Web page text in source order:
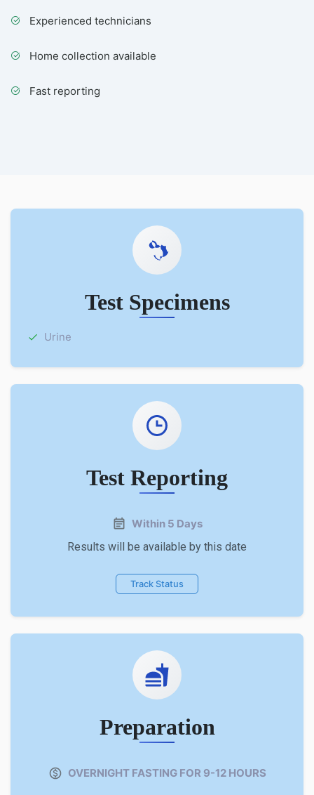
Experienced technicians
Home collection available
Fast reporting
Test Specimens
Urine
Test Reporting
Within 5 Days
Results will be available by this date
Track Status
Preparation
OVERNIGHT FASTING FOR 9-12 HOURS